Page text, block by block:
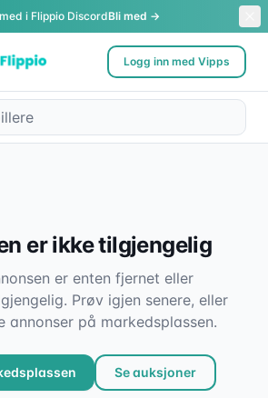
i Flippio DiscordBli med →
Logg inn med Vipps
er ikke tilgjengelig
er enten fjernet eller
Prøv igjen senere, eller
annonser på markedsplassen.
Se auksjoner